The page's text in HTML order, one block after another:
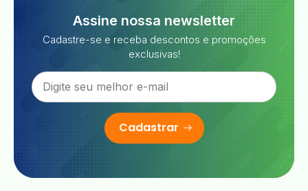
Assine nossa newsletter
Cadastre-se e receba descontos e promoções
exclusivas!
Cadastrar